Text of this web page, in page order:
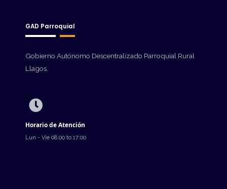
GAD Parroquial
Gobierno Autónomo Descentralizado Parroquial Rural
Llagos.
Horario de Atención
Lun - Vie 08:00 to 17:00